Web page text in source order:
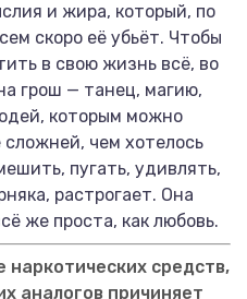
и жира, который, по
скоро её убьёт. Чтобы
в свою жизнь всё, во
грош — танец, магию,
которым можно
чем хотелось
пугать, удивлять,
растрогает. Она
же проста, как любовь.
средств,
аналогов причиняет